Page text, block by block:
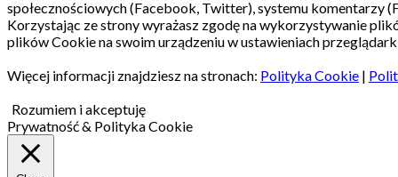
społecznościowych (Facebook, Twitter), systemu komentarzy
Korzystając ze strony wyrażasz zgodę na wykorzystywanie
plików Cookie na swoim urządzeniu w ustawieniach
Więcej informacji znajdziesz na stronach: Polityka Cookie |
Rozumiem i akceptuję
Prywatność & Polityka Cookie